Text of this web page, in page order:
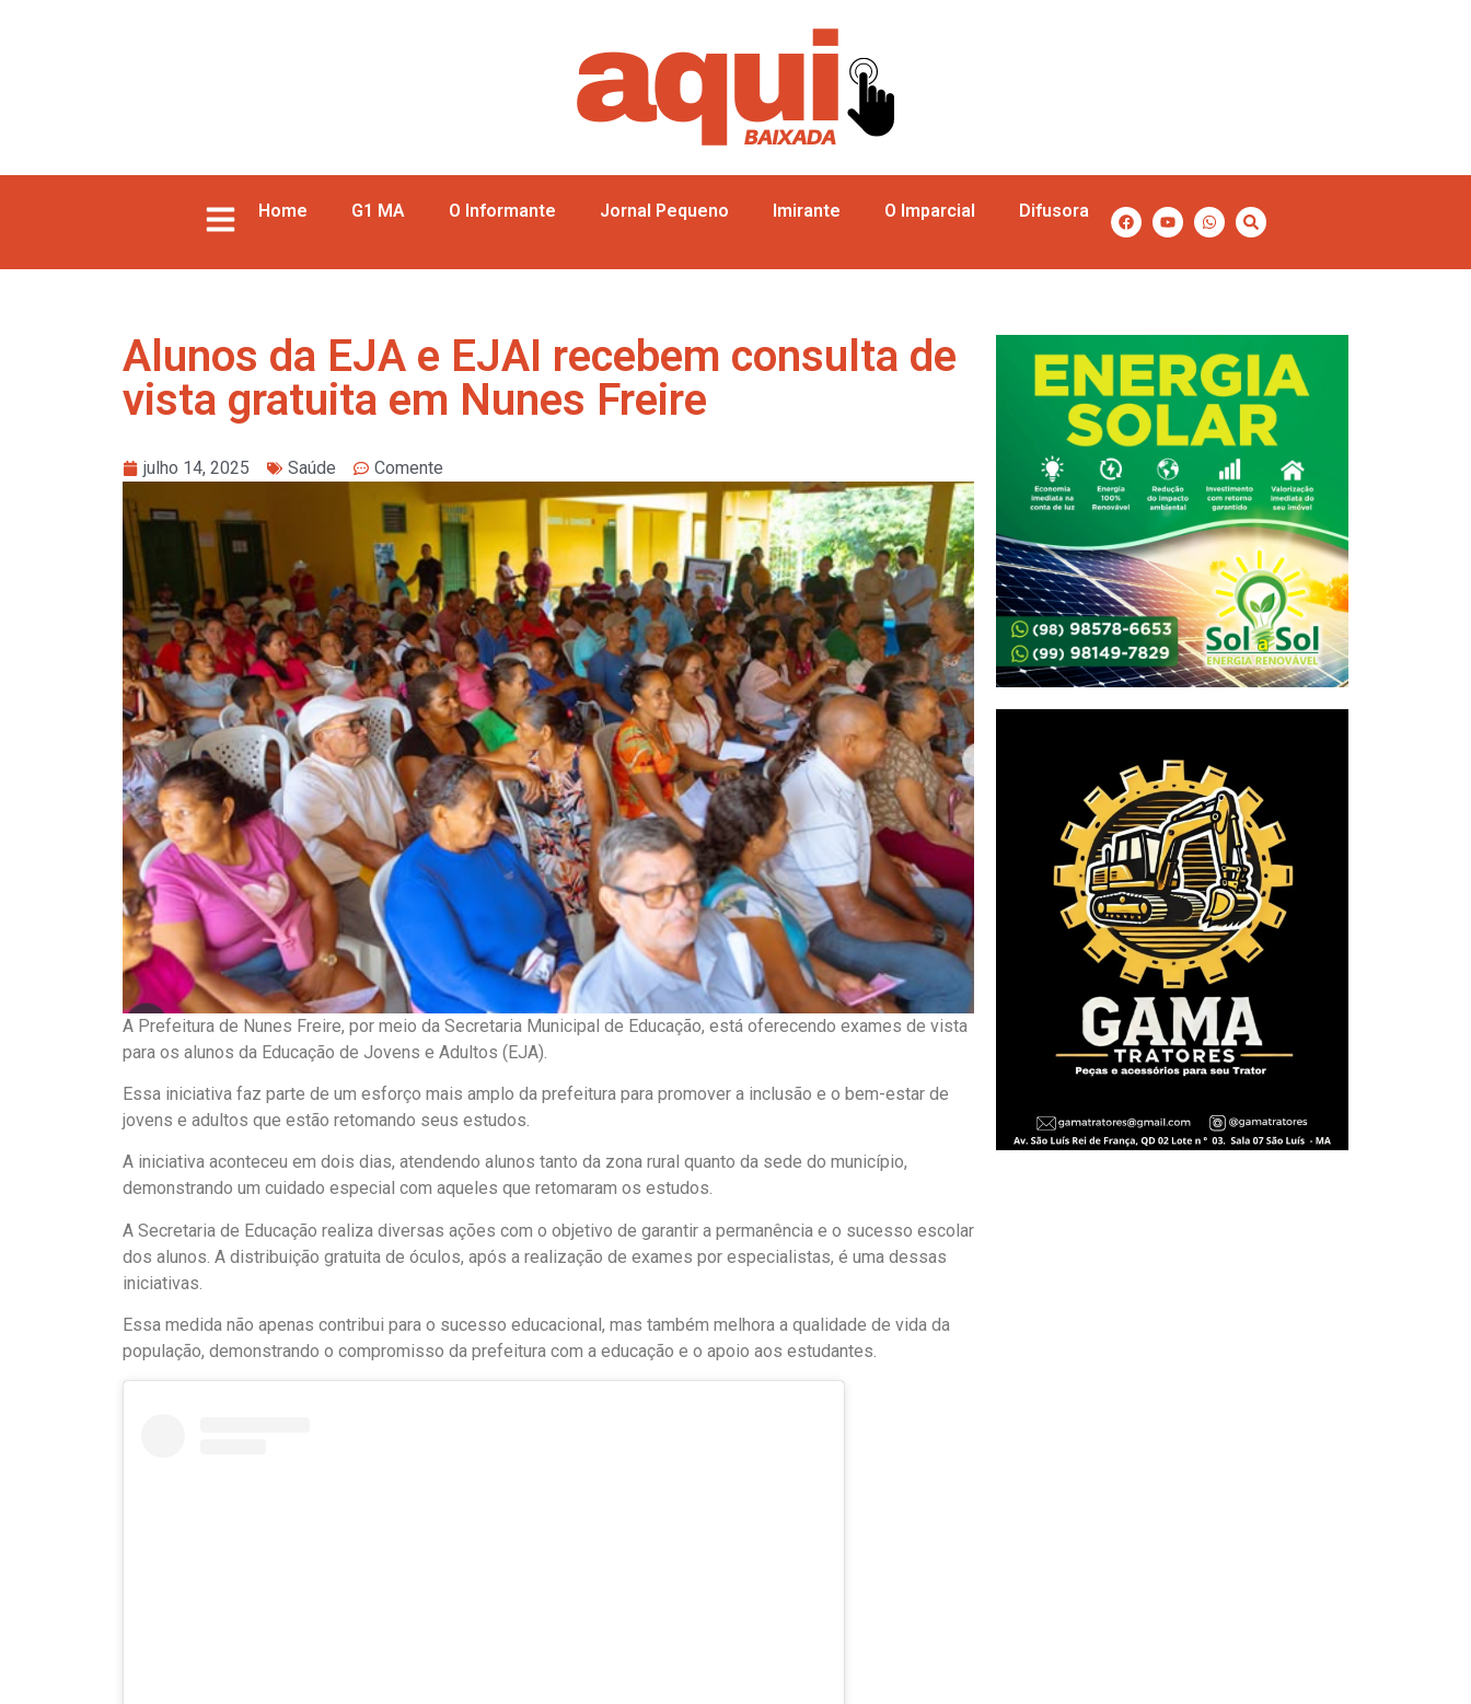
Home G1 MA O Informante Jornal Pequeno Imirante O Imparcial Difusora
Alunos da EJA e EJAI recebem consulta de
vista gratuita em Nunes Freire
julho 14, 2025 Saúde Comente
A Prefeitura de Nunes Freire, por meio da Secretaria Municipal de Educação, está oferecendo exames de vista
para os alunos da Educação de Jovens e Adultos (EJA).
Essa iniciativa faz parte de um esforço mais amplo da prefeitura para promover a inclusão e o bem-estar de
jovens e adultos que estão retomando seus estudos.
A iniciativa aconteceu em dois dias, atendendo alunos tanto da zona rural quanto da sede do município,
demonstrando um cuidado especial com aqueles que retomaram os estudos.
A Secretaria de Educação realiza diversas ações com o objetivo de garantir a permanência e o sucesso escolar
dos alunos. A distribuição gratuita de óculos, após a realização de exames por especialistas, é uma dessas
iniciativas.
Essa medida não apenas contribui para o sucesso educacional, mas também melhora a qualidade de vida da
população, demonstrando o compromisso da prefeitura com a educação e o apoio aos estudantes.